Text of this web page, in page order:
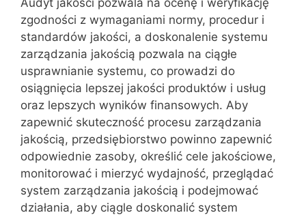
zgodności z wymaganiami normy, procedur i
standardów jakości, a doskonalenie systemu
zarządzania jakością pozwala na ciągłe
usprawnianie systemu, co prowadzi do
osiągnięcia lepszej jakości produktów i usług
oraz lepszych wyników finansowych. Aby
zapewnić skuteczność procesu zarządzania
jakością, przedsiębiorstwo powinno zapewnić
odpowiednie zasoby, określić cele jakościowe,
monitorować i mierzyć wydajność, przeglądać
system zarządzania jakością i podejmować
działania, aby ciągle doskonalić system